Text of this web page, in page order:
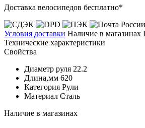
Доставка велосипедов бесплатно*
Условия доставки Наличие в магазинах
Технические характеристики
Свойства
Диаметр руля 22.2
Длина,мм 620
Категория Рули
Материал Сталь
Наличие в магазинах